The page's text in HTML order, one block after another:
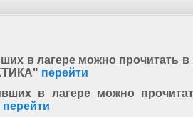
в лагере можно прочитать в
перейти
в лагере можно
перейти